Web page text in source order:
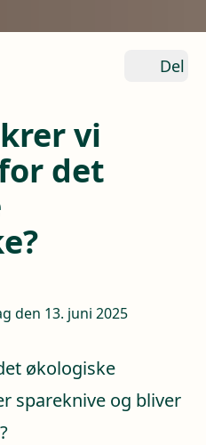
Del
vi
det
den 13. juni 2025
økologiske
spareknive og bliver